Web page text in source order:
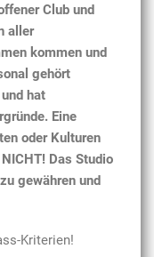
Club und
aller
kommen und
gehört
hat
Eine
oder Kulturen
Das Studio
gewähren und
Kriterien!